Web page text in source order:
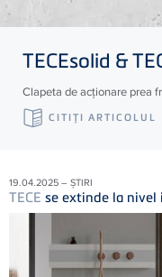
TECEsolid &
Clapeta de acționare prea
CITIŢI ARTICOLUL
19.04.2025 – ȘTIRI
TECE se extinde la